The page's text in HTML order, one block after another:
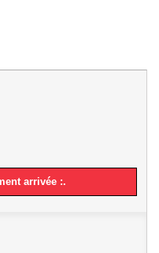
arrivée :.